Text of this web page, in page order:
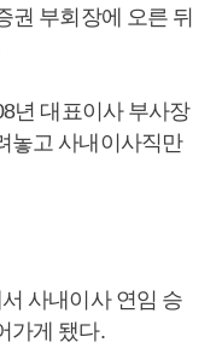
권 부회장에 오른 뒤
년 대표이사 부사장
놓고 사내이사직만
사내이사 연임 승
가게 됐다.